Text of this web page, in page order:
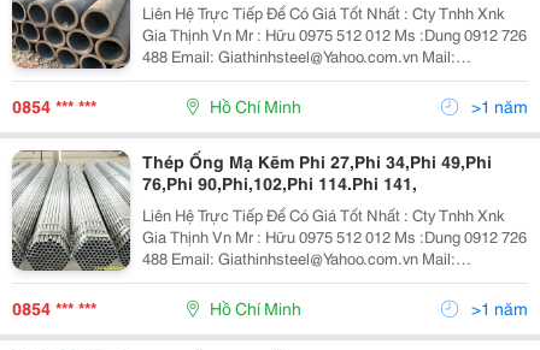
Liên Hệ Trực Tiếp Để Có Giá Tốt Nhất : Cty Tnhh Xnk
Gia Thịnh Vn Mr : Hữu 0975 512 012 Ms :Dung 0912 726
488 Email: Giathinhsteel@Yahoo.com.vn Mail:
Dunglesteel@Gmail.com Website :
Http://Giathinhsteel.com.vn Đc: Số 2 , Đường 14,
0854 *** *** Hồ Chí Minh >1 năm
Thép Ống Mạ Kẽm Phi 27,Phi 34,Phi 49,Phi
76,Phi 90,Phi,102,Phi 114.Phi 141,
Liên Hệ Trực Tiếp Để Có Giá Tốt Nhất : Cty Tnhh Xnk
Gia Thịnh Vn Mr : Hữu 0975 512 012 Ms :Dung 0912 726
488 Email: Giathinhsteel@Yahoo.com.vn Mail:
Dunglesteel@Gm Ail.com Website :
Http://Giathinhsteel.com.vn Đc: Số 2 , Đường 14
0854 *** *** Hồ Chí Minh >1 năm